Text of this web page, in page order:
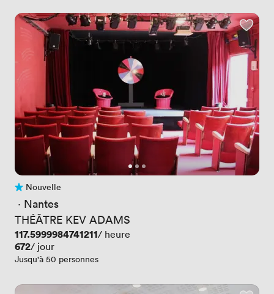
Pas encore d'avis
Nouvelle
· Nantes
THÉÂTRE KEV ADAMS
Prix
117.5999984741211/ heure
Prix
672/ jour
Jusqu'à 50 personnes